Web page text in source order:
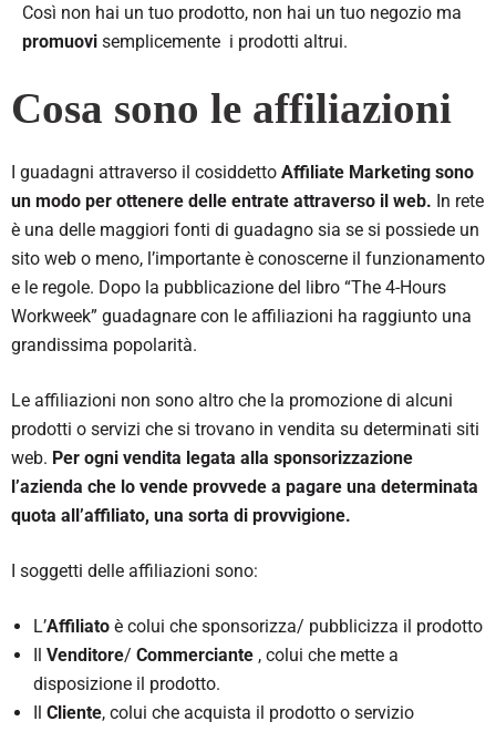
Così non hai un tuo prodotto, non hai un tuo negozio ma
promuovi semplicemente i prodotti altrui.
Cosa sono le affiliazioni
I guadagni attraverso il cosiddetto Affiliate Marketing sono
un modo per ottenere delle entrate attraverso il web. In rete
è una delle maggiori fonti di guadagno sia se si possiede un
sito web o meno, l’importante è conoscerne il funzionamento
e le regole. Dopo la pubblicazione del libro “The 4-Hours
Workweek” guadagnare con le affiliazioni ha raggiunto una
grandissima popolarità.
Le affiliazioni non sono altro che la promozione di alcuni
prodotti o servizi che si trovano in vendita su determinati siti
web. Per ogni vendita legata alla sponsorizzazione
l’azienda che lo vende provvede a pagare una determinata
quota all’affiliato, una sorta di provvigione.
I soggetti delle affiliazioni sono:
L’Affiliato è colui che sponsorizza/ pubblicizza il prodotto
Il Venditore/ Commerciante , colui che mette a
disposizione il prodotto.
Il Cliente, colui che acquista il prodotto o servizio